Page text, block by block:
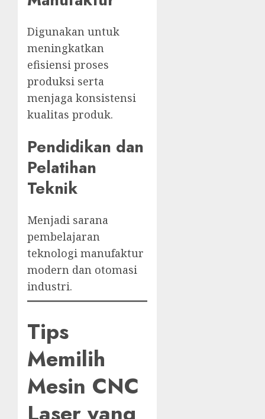
Digunakan untuk
meningkatkan
efisiensi proses
produksi serta
menjaga konsistensi
kualitas produk.
Pendidikan dan
Pelatihan
Teknik
Menjadi sarana
pembelajaran
teknologi manufaktur
modern dan otomasi
industri.
Tips
Memilih
Mesin CNC